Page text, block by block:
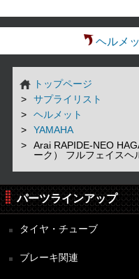
ヘルメ
トップページ
サプライリスト
ヘルメット
YAMAHA
Arai RAPIDE-NEO
ーク） フルフェイスヘ
パーツラインアップ
タイヤ・チューブ
ブレーキ関連